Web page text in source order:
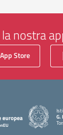
la nostra
App Store
G.